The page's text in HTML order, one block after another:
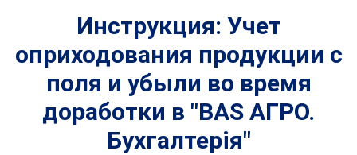
Инструкция: Учет
оприходования продукции с
поля и убыли во время
доработки в "BAS АГРО.
Бухгалтерія"